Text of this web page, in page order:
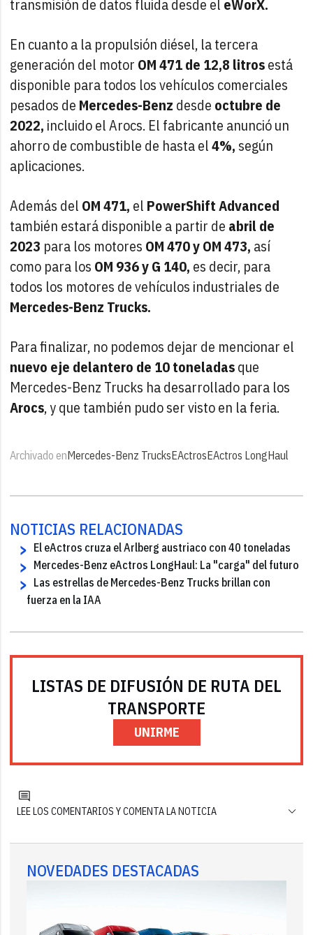
transmisión de datos fluida desde el eWorX.
En cuanto a la propulsión diésel, la tercera
generación del motor OM 471 de 12,8 litrosestá
disponible para todos los vehículos comerciales
pesados de Mercedes-Benz desde octubre de
2022, incluido el Arocs. El fabricante anunció un
ahorro de combustible de hasta el4%, según
aplicaciones.
Además del OM 471, el PowerShift Advanced
también estará disponible a partir de abril de
2023 para los motores OM 470 y OM 473, así
como para los OM 936 y G 140, es decir, para
todos los motores de vehículos industriales de
Mercedes-Benz Trucks.
Para finalizar, no podemos dejar de mencionar el
nuevo eje delantero de 10 toneladasque
Mercedes-Benz Trucks ha desarrollado para los
Arocs, y que también pudo ser visto en la feria.
Archivado enMercedes-Benz TrucksEActrosEActros LongHaul
NOTICIAS RELACIONADAS
El eActros cruza el Arlberg austriaco con 40 toneladas
Mercedes-Benz eActros LongHaul: La "carga" del futuro
Las estrellas de Mercedes-Benz Trucks brillan con
fuerza en la IAA
LISTAS DE DIFUSIÓN DE RUTA DEL
TRANSPORTE
UNIRME
LEE LOS COMENTARIOS Y COMENTA LA NOTICIA
NOVEDADES DESTACADAS